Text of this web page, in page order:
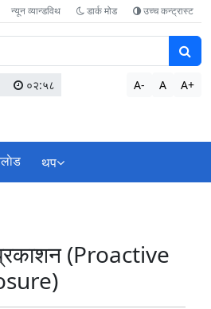
न्यून व्यान्डविथ डार्क मोड उच्च कन्ट्रास्ट
०२:५८ A- A A+
थप
(Proactive